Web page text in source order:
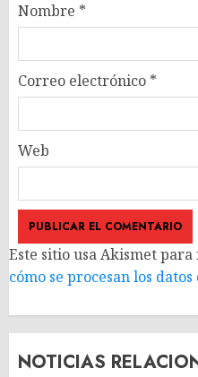
Nombre *
Correo electrónico *
Web
Este sitio usa Akismet
cómo se procesan los
NOTICIAS